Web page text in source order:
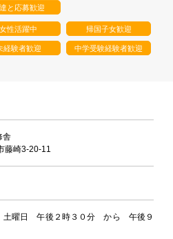
と応募歓迎
女性活躍中 帰国子女歓迎
経験者歓迎 中学受験経験者歓迎
舎
藤崎3-20-11
曜日 午後２時３０分 から 午後９